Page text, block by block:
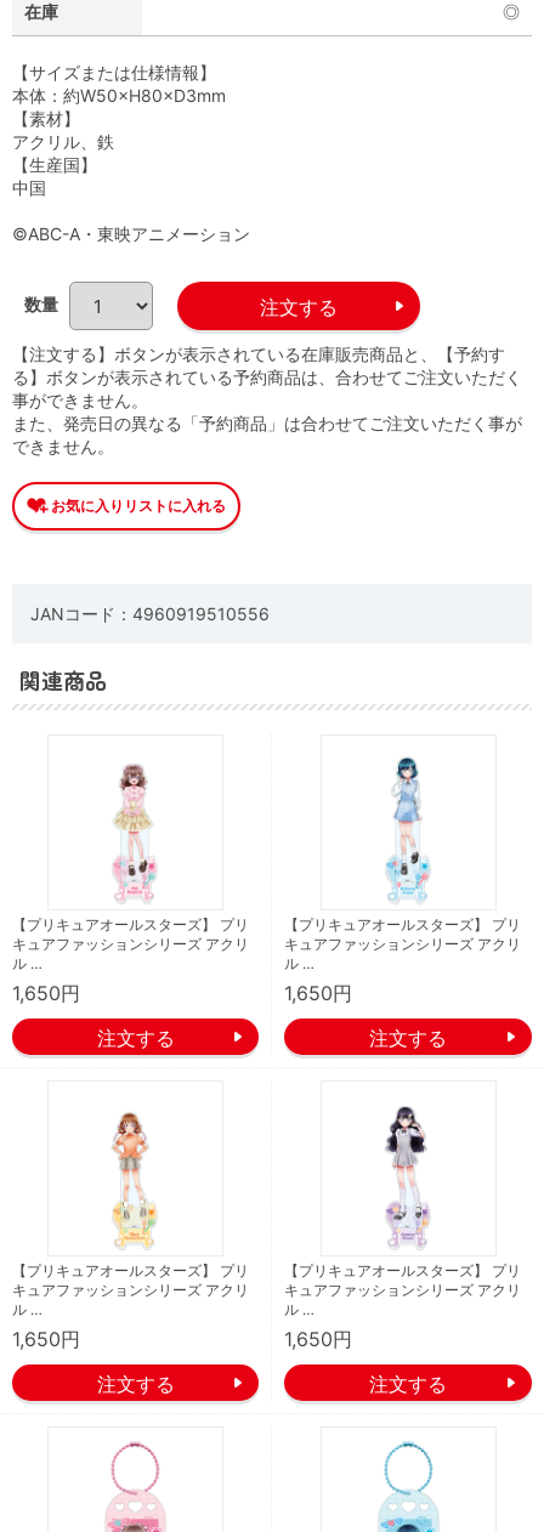
在庫 ◎
【サイズまたは仕様情報】
本体：約W50×H80×D3mm
【素材】
アクリル、鉄
【生産国】
中国
©ABC-A・東映アニメーション
数量
【注文する】ボタンが表示されている在庫販売商品と、【予約す
る】ボタンが表示されている予約商品は、合わせてご注文いただく
事ができません。
また、発売日の異なる「予約商品」は合わせてご注文いただく事が
できません。
JANコード：4960919510556
関連商品
【プリキュアオールスターズ】 プリ
キュアファッションシリーズ アクリ
ル …
1,650円
【プリキュアオールスターズ】 プリ
キュアファッションシリーズ アクリ
ル …
1,650円
【プリキュアオールスターズ】 プリ
キュアファッションシリーズ アクリ
ル …
1,650円
【プリキュアオールスターズ】 プリ
キュアファッションシリーズ アクリ
ル …
1,650円